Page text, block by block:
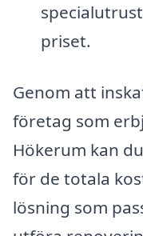
priset.
Genom att
företag som
Hökerum kan
för de totala
lösning som